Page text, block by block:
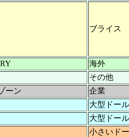
ブライス
海外
その他
ーン
企業
大型ドール
大型ドール
小さいド